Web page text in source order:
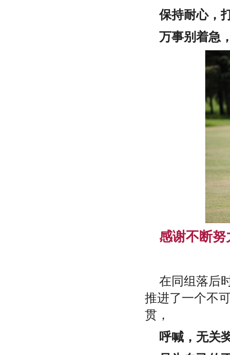
保持耐心，
万事别着急
感谢不断
在同组落后
推进了一个不
贯，
呼喊，无关